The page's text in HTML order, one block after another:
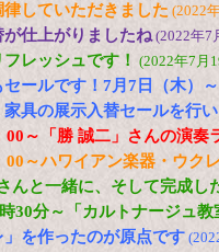
していただきました (2022
仕上がりましたね(2022年7
レッシュです！ (2022年7月
ールです！7月7日（木）
家具の展示入替セールを行
00～「勝 誠二」さんの演
00～ハワイアン楽器・ウク
んと一緒に、そして完成し
30分～「カルトナージュ
を作ったのが原点です